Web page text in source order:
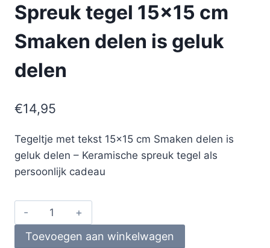
Spreuk tegel 15×15 cm
Smaken delen is geluk
delen
€14,95
Tegeltje met tekst 15×15 cm Smaken delen is
geluk delen – Keramische spreuk tegel als
persoonlijk cadeau
Toevoegen aan winkelwagen